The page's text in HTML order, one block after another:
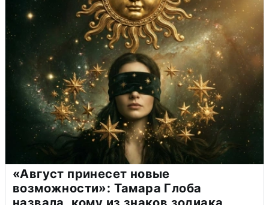
«Август принесет новые
возможности»: Тамара Глоба